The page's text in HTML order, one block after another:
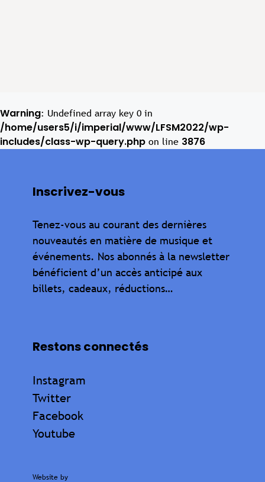
Warning: Undefined array key 0 in
/home/users5/i/imperial/www/LFSM2022/wp-
includes/class-wp-query.php on line 3876
Inscrivez-vous
Tenez-vous au courant des dernières
nouveautés en matière de musique et
événements. Nos abonnés à la newsletter
bénéficient d’un accès anticipé aux
billets, cadeaux, réductions…
Restons connectés
Instagram
Twitter
Facebook
Youtube
Website by